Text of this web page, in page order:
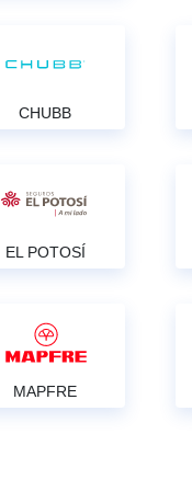
CHUBB
EL POTOSÍ
MAPFRE